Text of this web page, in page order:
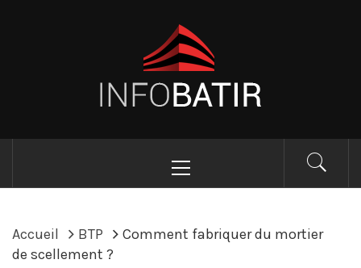
Magazine collaboratif
pour le BTP – Infobatir
principal
Accueil BTP
Comment fabriquer du mortier
de scellement ?